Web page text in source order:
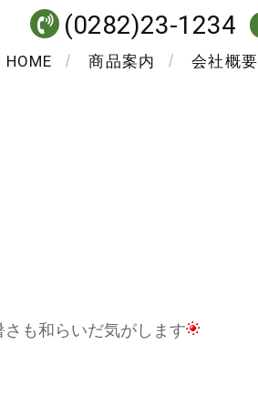
HOME 商品案内 会社概要
(0282)23-1234
も和らいだ気がします